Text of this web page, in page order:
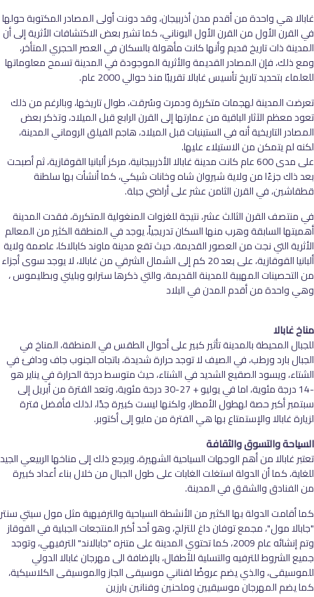
غابالا هي واحدة من أقدم مدن أذربيجان، وقد دونت أولى المصادر المكتوبة حولها
في القرن الأول من القرن الأول اليوناني، كما تشير بعض الاكتشافات الأثرية إلى أن
المدينة ذات تاريخ قديم وأنها كانت مأهولة بالسكان في العصر الحجري المتأخر،
ومع ذلك، فإن المصادر القديمة والأثرية الموجودة في المدينة تسمح معلوماتها
للعلماء بتحديد تاريخ تأسيس غابالا تقريبًا منذ حوالي 2000 عام.
تعرضت المدينة لهجمات متكررة ودمرت وسُرقت، طوال تاريخها، وبالرغم من ذلك
تعود معظم الآثار الباقية من عمارتها إلى القرن الرابع قبل الميلاد، وتذكر بعض
المصادر التاريخية أنه في الستينيات قبل الميلاد، هاجم الفيلق الروماني المدينة،
لكنه لم يتمكن من الاستيلاء عليها.
على مدى 600 عام كانت مدينة غابالا الأذربيجانية، مركز ألبانيا القوقازية، ثم أصبحت
بعد ذاك جزءًا من ولاية شيروان شاه وخانات شيكي، كما أنشأت بها سلطنة
قطقاشين، في القرن الثامن عشر على أراضي جبلة.
في منتصف القرن الثالث عشر، نتيجة للغزوات المنغولية المتكررة، فقدت المدينة
أهميتها السابقة وهرب منها السكان تدريجياً، يوجد في المنطقة الكثير من المعالم
الأثرية التي نجت من العصور القديمة، حيث تقع مدينة ماوند كابالاكا، عاصمة ولاية
ألبانيا القوقازية، على بعد 20 كم إلى الشمال الشرقي من غابالا، لا يوجد سوى أجزاء
من التحصينات المهيبة للمدينة القديمة، والتي ذكرها سترابو وبليني وبطليموس ،
وهي واحدة من أقدم المدن في البلاد
مناخ غابالا
للجبال المحيطة بالمدينة تأثير كبير على أحوال الطقس في المنطقة، المناخ في
الجبال بارد ورطب، في الصيف لا توجد حرارة شديدة، باتجاه الجنوب جاف ودافئ في
الشتاء، ويسود الصقيع الشديد في الشتاء، حيث متوسط درجة الحرارة في يناير هو
-14 درجة مئوية، اما في يوليو + 27-30 درجة مئوية، وتعد الفترة من أبريل إلى
سبتمبر أكبر حصة لهطول الأمطار، ولكنها ليست كبيرة جدًا، لذلك فأفضل فترة
لزيارة غابالا والإستمتاع بها هي الفترة من مايو إلى أكتوبر.
السياحة والتسوق والثقافة
تعتبر غابالا من أهم الوجهات السياحية الشهيرة، ويرجع ذلك إلى مناخها الربيعي الجيد
للغاية، كما أن الدولة استغلت الغابات على طول الجبال من خلال بناء أعداد كبيرة
من الفنادق والشقق في المدينة.
كما أقامت الدولة بها الكثير من الأنشطة السياحية والترفيهية مثل مول سيتي سنتر
"جابالا مول"، مجمع توفان داغ للتزلج، وهو أحد أكبر المنتجعات الجبلية في القوقاز
وتم إنشائه عام 2009، كما تحتوي المدينة على متنزه "جابالاند" الترفيهي، وتوجد
جميع الشروط للترفيه والتسلية للأطفال، بالإضافة الى مهرجان غابالا الدولي
للموسيقى، والذي يضم عروضًا لفناني موسيقى الجاز والموسيقى الكلاسيكية،
كما يضم المهرجان موسيقيين وملحنين وفنانين بارزين